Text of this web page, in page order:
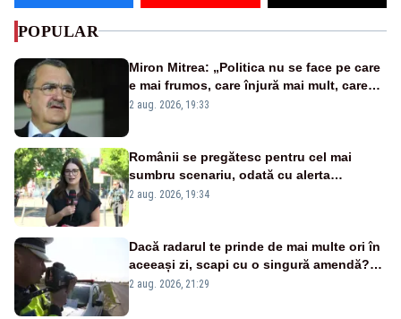
POPULAR
Miron Mitrea: „Politica nu se face pe care
e mai frumos, care înjură mai mult, care
țipă mai tare, ci pe proiecte”
2 aug. 2026, 19:33
Românii se pregătesc pentru cel mai
sumbru scenariu, odată cu alerta
energetică
2 aug. 2026, 19:34
Dacă radarul te prinde de mai multe ori în
aceeași zi, scapi cu o singură amendă?
Ce spune legea
2 aug. 2026, 21:29